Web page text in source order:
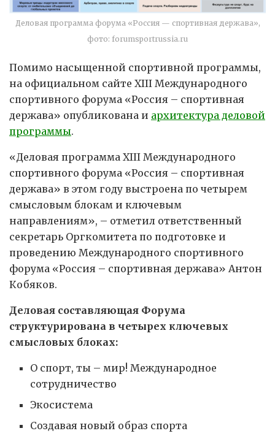
Деловая программа форума «Россия — спортивная держава»,
фото: forumsportrussia.ru
Помимо насыщенной спортивной программы,
на официальном сайте XIII Международного
спортивного форума «Россия – спортивная
держава» опубликована и архитектура деловой
программы.
«Деловая программа XIII Международного
спортивного форума «Россия – спортивная
держава» в этом году выстроена по четырем
смысловым блокам и ключевым
направлениям», – отметил ответственный
секретарь Оргкомитета по подготовке и
проведению Международного спортивного
форума «Россия – спортивная держава» Антон
Кобяков.
Деловая составляющая Форума
структурирована в четырех ключевых
смысловых блоках:
О спорт, ты – мир! Международное
сотрудничество
Экосистема
Создавая новый образ спорта